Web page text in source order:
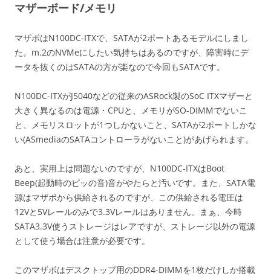
マザーボード/メモリ
マザボはN100DC-ITXで、SATAが2ポートあるモデルにしまし
た。m.2のNVMeにしたい気持ちはあるのですが、障害時にデ
ータを抜くのはSATAの方が楽なので今回もSATAです。
N100DC-ITXがJ5040などの従来のASRock製のSoC ITXマザーと
大きく異なるのは電源・CPUと、メモリがSO-DIMMでないこ
と、メモリスロットが1つしかないこと、SATAが2ポートしかな
い(ASmediaのSATAコントローラがないこと)があげられます。
あと、実用上は問題ないのですが、N100DC-ITXはBoot
Beep(起動時のピッの音)音がやたらと汚いです。また、SATA電
源はマザボから供給されるのですが、この供給される電圧は
12Vと5Vレールのみで3.3Vレールはありません。まぁ、今時
SATA3.3V使うストレージはレアですが、ストレージ以外の電源
として使う場合は注意が必要です。
このマザボはデスクトップ用のDDR4-DIMMを1枚だけしか搭載